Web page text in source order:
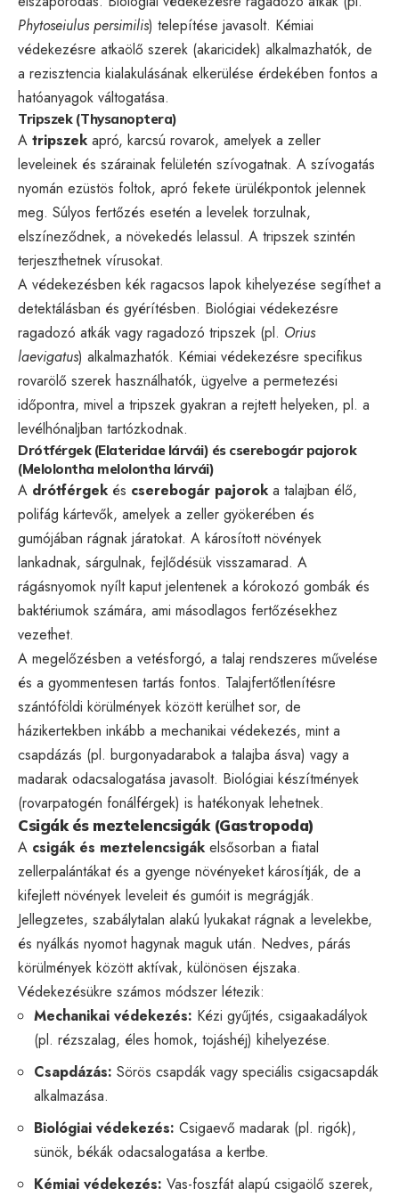
Phytoseiulus persimilis) telepítése javasolt. Kémiai
védekezésre atkaölő szerek (akaricidek) alkalmazhatók, de
a rezisztencia kialakulásának elkerülése érdekében fontos a
hatóanyagok váltogatása.
Tripszek (Thysanoptera)
A tripszek apró, karcsú rovarok, amelyek a zeller
leveleinek és szárainak felületén szívogatnak. A szívogatás
nyomán ezüstös foltok, apró fekete ürülékpontok jelennek
meg. Súlyos fertőzés esetén a levelek torzulnak,
elszíneződnek, a növekedés lelassul. A tripszek szintén
terjeszthetnek vírusokat.
A védekezésben kék ragacsos lapok kihelyezése segíthet a
detektálásban és gyérítésben. Biológiai védekezésre
ragadozó atkák vagy ragadozó tripszek (pl. Orius
laevigatus) alkalmazhatók. Kémiai védekezésre specifikus
rovarölő szerek használhatók, ügyelve a permetezési
időpontra, mivel a tripszek gyakran a rejtett helyeken, pl. a
levélhónaljban tartózkodnak.
Drótférgek (Elateridae lárvái) és cserebogár pajorok
(Melolontha melolontha lárvái)
A drótférgek és cserebogár pajorok a talajban élő,
polifág kártevők, amelyek a zeller gyökerében és
gumójában rágnak járatokat. A károsított növények
lankadnak, sárgulnak, fejlődésük visszamarad. A
rágásnyomok nyílt kaput jelentenek a kórokozó gombák és
baktériumok számára, ami másodlagos fertőzésekhez
vezethet.
A megelőzésben a vetésforgó, a talaj rendszeres művelése
és a gyommentesen tartás fontos. Talajfertőtlenítésre
szántóföldi körülmények között kerülhet sor, de
házikertekben inkább a mechanikai védekezés, mint a
csapdázás (pl. burgonyadarabok a talajba ásva) vagy a
madarak odacsalogatása javasolt. Biológiai készítmények
(rovarpatogén fonálférgek) is hatékonyak lehetnek.
Csigák és meztelencsigák (Gastropoda)
A csigák és meztelencsigák elsősorban a fiatal
zellerpalántákat és a gyenge növényeket károsítják, de a
kifejlett növények leveleit és gumóit is megrágják.
Jellegzetes, szabálytalan alakú lyukakat rágnak a levelekbe,
és nyálkás nyomot hagynak maguk után. Nedves, párás
körülmények között aktívak, különösen éjszaka.
Védekezésükre számos módszer létezik:
Mechanikai védekezés: Kézi gyűjtés, csigaakadályok
(pl. rézszalag, éles homok, tojáshéj) kihelyezése.
Csapdázás: Sörös csapdák vagy speciális csigacsapdák
alkalmazása.
Biológiai védekezés: Csigaevő madarak (pl. rigók),
sünök, békák odacsalogatása a kertbe.
Kémiai védekezés: Vas-foszfát alapú csigaölő szerek,